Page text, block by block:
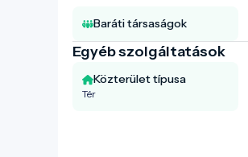
Baráti társaságok
Egyéb szolgáltatások
Közterület típusa
Tér